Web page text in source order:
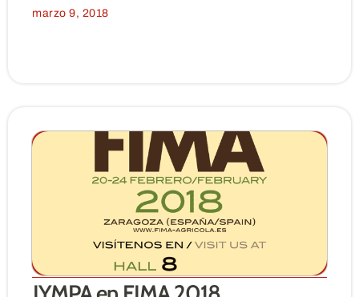
marzo 9, 2018